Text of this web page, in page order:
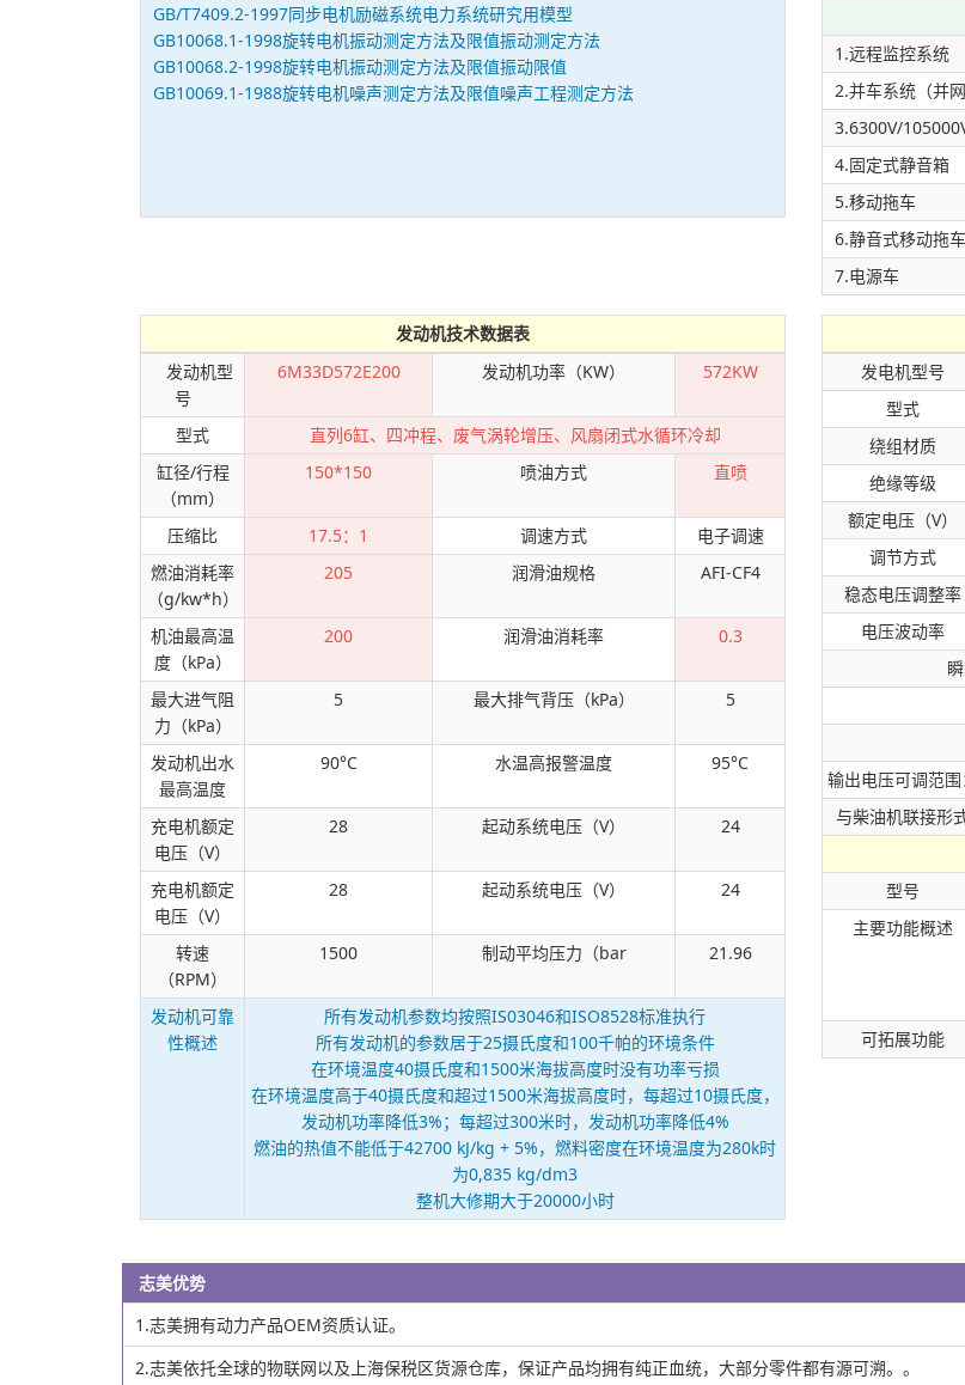
GB/T7409.2-1997同步电机励磁系统电力系统研究用模型
GB10068.1-1998旋转电机振动测定方法及限值振动测定方法
GB10068.2-1998旋转电机振动测定方法及限值振动限值
GB10069.1-1988旋转电机噪声测定方法及限值噪声工程测定方法
1.远程监控系统
2.并车系统（并
3.6300V/
4.固定式静音箱
5.移动拖车
6.静音式移动拖车
7.电源车
发动机技术数据表
发动机型
号
6M33D572E200 发动机功率（KW） 572KW
型式
直列6缸、四冲程、废气涡轮增压、风扇闭式水循环冷却
缸径/行程
（mm）
150*150 喷油方式 直喷
压缩比 17.5：1 调速方式
电子调速
燃油消耗率
（g/kw*h）
205 润滑油规格 AFI-CF4
机油最高温
度（kPa）
200 润滑油消耗率 0.3
最大进气阻
力（kPa）
5 最大排气背压（kPa） 5
发动机出水
最高温度
90°C 水温高报警温度 95°C
充电机额定
电压（V）
28 起动系统电压（V） 24
充电机额定
电压（V）
28 起动系统电压（V） 24
转速
（RPM）
1500 制动平均压力（bar 21.96
发动机可靠
性概述
所有发动机参数均按照IS03046和ISO8528标准执行
所有发动机的参数居于25摄氏度和100千帕的环境条件
在环境温度40摄氏度和1500米海拔高度时没有功率亏损
在环境温度高于40摄氏度和超过1500米海拔高度时，每超过10摄氏度，
发动机功率降低3%；每超过300米时，发动机功率降低4%
燃油的热值不能低于42700 kJ/kg + 5%，燃料密度在环境温度为280k时
为0,835 kg/dm3
整机大修期大于20000小时
发电机型号
型式
绕组材质
绝缘等级
额定电压（V）
调节方式
稳态电压调整率
电压波动率
输出电压可调范围
与柴油机联接形
型号
主要功能概述
可拓展功能
志美优势
1.志美拥有动力产品OEM资质认证。
2.志美依托全球的物联网以及上海保税区货源仓库，保证产品均拥有纯正血统，大部分零件都有源可溯。。